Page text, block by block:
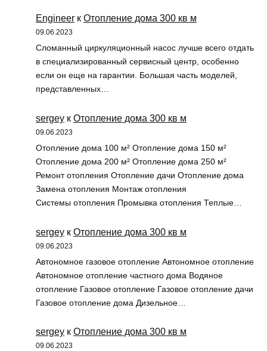
Engineer к Отопление дома 300 кв м
09.06.2023
Сломанный циркуляционный насос лучше всего отдать
в специализированный сервисный центр, особенно
если он еще на гарантии. Большая часть моделей,
представленных…
sergey к Отопление дома 300 кв м
09.06.2023
Отопление дома 100 м² Отопление дома 150 м²
Отопление дома 200 м² Отопление дома 250 м²
Ремонт отопления Отопление дачи Отопление дома
Замена отопления Монтаж отопления
Системы отопления Промывка отопления Теплые…
sergey к Отопление дома 300 кв м
09.06.2023
Автономное газовое отопление Автономное отопление
Автономное отопление частного дома Водяное
отопление Газовое отопление Газовое отопление дачи
Газовое отопление дома Дизельное…
sergey к Отопление дома 300 кв м
09.06.2023